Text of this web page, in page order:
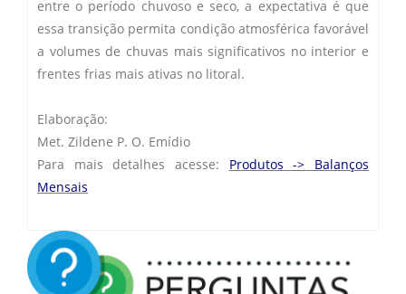
entre o período chuvoso e seco, a expectativa é que
essa transição permita condição atmosférica favorável
a volumes de chuvas mais significativos no interior e
frentes frias mais ativas no litoral.
Elaboração:
Met. Zildene P. O. Emídio
Para mais detalhes acesse: Produtos -> Balanços
Mensais